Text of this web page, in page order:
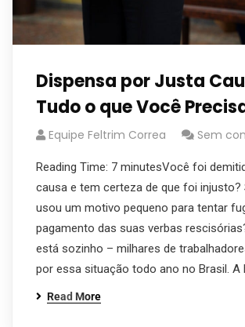
Dispensa por Justa
Tudo o que Você
Equipe Feltrim Correa Sem
Reading Time: 7 minutesVocê foi
causa e tem certeza de que foi injusto?
usou um motivo pequeno para tentar
pagamento das suas verbas
está sozinho – milhares de
por essa situação todo ano no Brasil. A
Read More